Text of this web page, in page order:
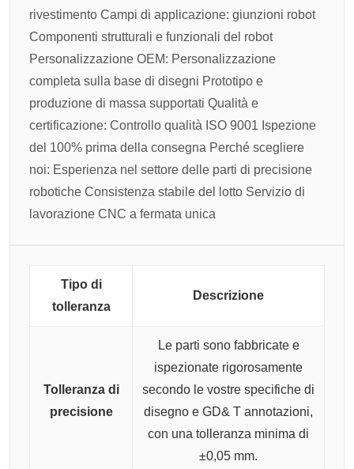
rivestimento Campi di applicazione: giunzioni robot
Componenti strutturali e funzionali del robot
Personalizzazione OEM: Personalizzazione
completa sulla base di disegni Prototipo e
produzione di massa supportati Qualità e
certificazione: Controllo qualità ISO 9001 Ispezione
del 100% prima della consegna Perché scegliere
noi: Esperienza nel settore delle parti di precisione
robotiche Consistenza stabile del lotto Servizio di
lavorazione CNC a fermata unica
Tipo di
tolleranza
Descrizione
Tolleranza di
precisione
Le parti sono fabbricate e
ispezionate rigorosamente
secondo le vostre specifiche di
disegno e GD& T annotazioni,
con una tolleranza minima di
±0,05 mm.